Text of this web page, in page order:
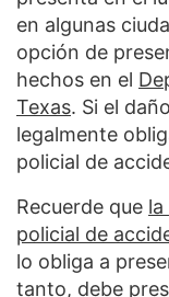
en algunas
opción de
hechos en el
Texas. Si el
legalmente
policial de
Recuerde que
policial de
lo obliga a
tanto, debe